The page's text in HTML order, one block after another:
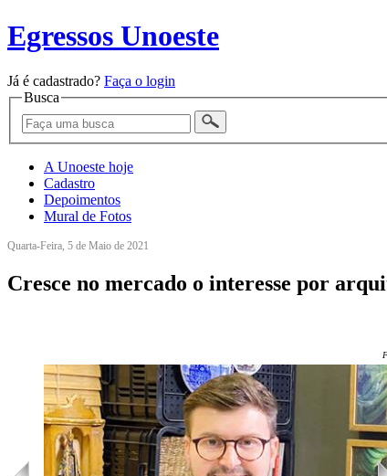
Egressos Unoeste
Já é cadastrado? Faça o login
Busca
A Unoeste hoje
Cadastro
Depoimentos
Mural de Fotos
Quarta-Feira, 5 de Maio de 2021
Cresce no mercado o interesse por